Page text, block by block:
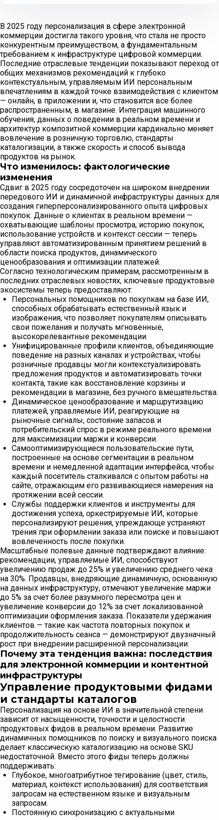
В 2025 году персонализация в сфере электронной
коммерции достигла такого уровня, что стала не просто
конкурентным преимуществом, а фундаментальным
требованием к инфраструктуре цифровой коммерции.
Последние отраслевые тенденции показывают переход от
общих механизмов рекомендаций к глубоко
контекстуальным, управляемым ИИ персональным
впечатлениям в каждой точке взаимодействия с клиентом
— онлайн, в приложении и, что становится все более
распространенным, в магазине. Интеграция машинного
обучения, данных о поведении в реальном времени и
архитектур композитной коммерции кардинально меняет
вовлечение в розничную торговлю, стандарты
каталогизации, а также скорость и способ вывода
продуктов на рынок.
Что изменилось: фактологические
изменения
Сдвиг в 2025 году сосредоточен на широком внедрении
передового ИИ и динамичной инфраструктуры данных для
создания гиперперсонализированного опыта цифровых
покупок. Данные о клиентах в реальном времени —
охватывающие шаблоны просмотра, историю покупок,
использование устройств и контекст сессии — теперь
управляют автоматизированным принятием решений в
области поиска продуктов, динамического
ценообразования и оптимизации платежей.
Согласно технологическим примерам, рассмотренным в
последних отраслевых новостях, ключевые продуктовые
экосистемы теперь предоставляют:
Персональных помощников по покупкам на базе ИИ,
способных обрабатывать естественный язык и
изображения, что позволяет покупателям описывать
свои пожелания и получать мгновенные,
высокорелевантные рекомендации.
Унифицированные профили клиентов, объединяющие
поведение на разных каналах и устройствах, чтобы
розничные продавцы могли контекстуализировать
предложения продуктов и автоматизировать точки
контакта, такие как восстановление корзины и
рекомендации в магазине, без ручного вмешательства.
Динамическое ценообразование и маршрутизацию
платежей, управляемые ИИ, реагирующие на
рыночные сигналы, состояние запасов и
потребительский спрос в режиме реального времени
для максимизации маржи и конверсии.
Самооптимизирующиеся пользовательские пути,
построенные на основе сегментации в реальном
времени и немедленной адаптации интерфейса, чтобы
каждый посетитель сталкивался с опытом работы на
сайте, отражающим его развивающиеся намерения на
протяжении всей сессии.
Службы поддержки клиентов и инструменты для
достижения успеха, оркестрируемые ИИ, которые
персонализируют решения, упреждающе устраняют
трения при оформлении заказа или поиске и повышают
вовлеченность после покупки.
Масштабные полевые данные подтверждают влияние:
рекомендации, управляемые ИИ, способствуют
увеличению продаж до 25% и увеличению среднего чека
на 30%. Продавцы, внедряющие динамичную, основанную
на данных инфраструктуру, отмечают увеличение маржи
до 5% за счет более разумного пересмотра цен и
увеличение конверсии до 12% за счет локализованной
оптимизации оформления заказа. Показатели удержания
клиентов — такие как частота повторных покупок и
продолжительность сеанса — демонстрируют двузначный
рост при внедрении расширенной персонализации.
Почему эта тенденция важна: последствия
для электронной коммерции и контентной
инфраструктуры
Управление продуктовыми фидами
и стандарты каталогов
Персонализация на основе ИИ в значительной степени
зависит от насыщенности, точности и целостности
продуктовых фидов в реальном времени. Развитие
динамичных помощников по поиску и визуального поиска
делает классическую каталогизацию на основе SKU
недостаточной. Вместо этого фиды теперь должны
поддерживать:
Глубокое, многоатрибутное тегирование (цвет, стиль,
материал, контекст использования) для соответствия
запросам на естественном языке и визуальным
запросам.
Постоянную синхронизацию с актуальными